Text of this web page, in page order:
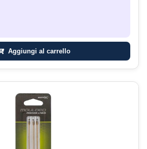
Aggiungi al carrello